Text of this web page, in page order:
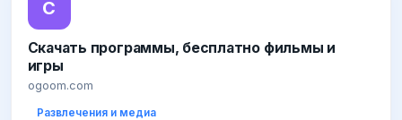
С
Скачать программы, бесплатно фильмы и
игры
ogoom.com
Развлечения и медиа